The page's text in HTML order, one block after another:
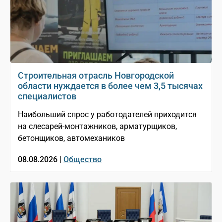
Строительная отрасль Новгородской
области нуждается в более чем 3,5 тысячах
специалистов
Наибольший спрос у работодателей приходится
на слесарей-монтажников, арматурщиков,
бетонщиков, автомехаников
08.08.2026 | Общество